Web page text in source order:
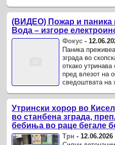
(ВИДЕО) Пожар и паника
Вода – изгоре
Фокус -
Паника
зграда во
откако
пред влезот на
сведоштвата на
Утрински хорор во
во станбена зграда,
бебиња во раце бегале
Трн -12.06.2026